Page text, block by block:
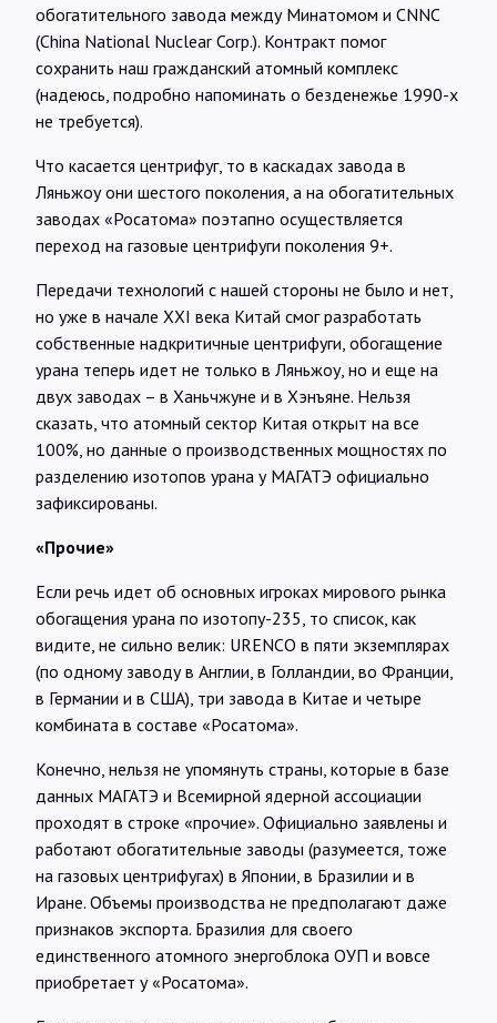
обогатительного завода между Минатомом и CNNC
(China National Nuclear Corp.). Контракт помог
сохранить наш гражданский атомный комплекс
(надеюсь, подробно напоминать о безденежье 1990-х
не требуется).
Что касается центрифуг, то в каскадах завода в
Ляньжоу они шестого поколения, а на обогатительных
заводах «Росатома» поэтапно осуществляется
переход на газовые центрифуги поколения 9+.
Передачи технологий с нашей стороны не было и нет,
но уже в начале XXI века Китай смог разработать
собственные надкритичные центрифуги, обогащение
урана теперь идет не только в Ляньжоу, но и еще на
двух заводах – в Ханьчжуне и в Хэнъяне. Нельзя
сказать, что атомный сектор Китая открыт на все
100%, но данные о производственных мощностях по
разделению изотопов урана у МАГАТЭ официально
зафиксированы.
«Прочие»
Если речь идет об основных игроках мирового рынка
обогащения урана по изотопу-235, то список, как
видите, не сильно велик: URENCO в пяти экземплярах
(по одному заводу в Англии, в Голландии, во Франции,
в Германии и в США), три завода в Китае и четыре
комбината в составе «Росатома».
Конечно, нельзя не упомянуть страны, которые в базе
данных МАГАТЭ и Всемирной ядерной ассоциации
проходят в строке «прочие». Официально заявлены и
работают обогатительные заводы (разумеется, тоже
на газовых центрифугах) в Японии, в Бразилии и в
Иране. Объемы производства не предполагают даже
признаков экспорта. Бразилия для своего
единственного атомного энергоблока ОУП и вовсе
приобретает у «Росатома».